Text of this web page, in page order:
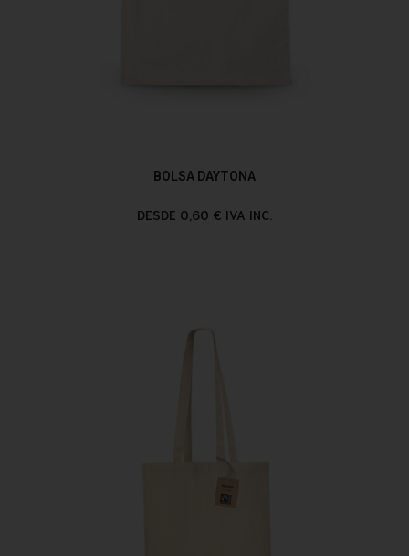
BOLSA DAYTONA
DESDE 0,60 € IVA INC.